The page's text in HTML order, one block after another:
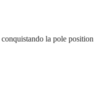
conquistando la pole position